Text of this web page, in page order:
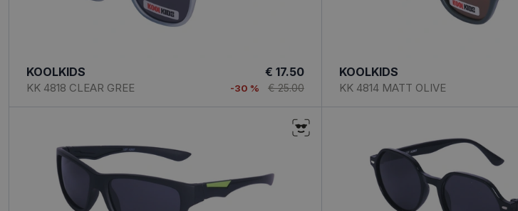
KOOLKIDS
KK 4818 CLEAR GREE
€ 17.50
-30 % € 25.00
KOOLKIDS
KK 4814 MATT OLIVE